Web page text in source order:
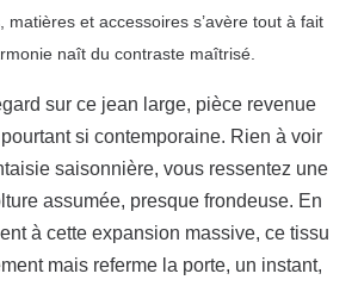
matières et accessoires s’avère tout à fait
naît du contraste maîtrisé.
sur ce jean large, pièce revenue
si contemporaine. Rien à voir
saisonnière, vous ressentez une
assumée, presque frondeuse. En
à cette expansion massive, ce tissu
mais referme la porte, un instant,